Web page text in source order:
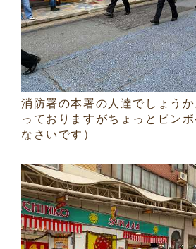
消防署の本署の人達でしょう
っておりますがちょっとピン
なさいです）